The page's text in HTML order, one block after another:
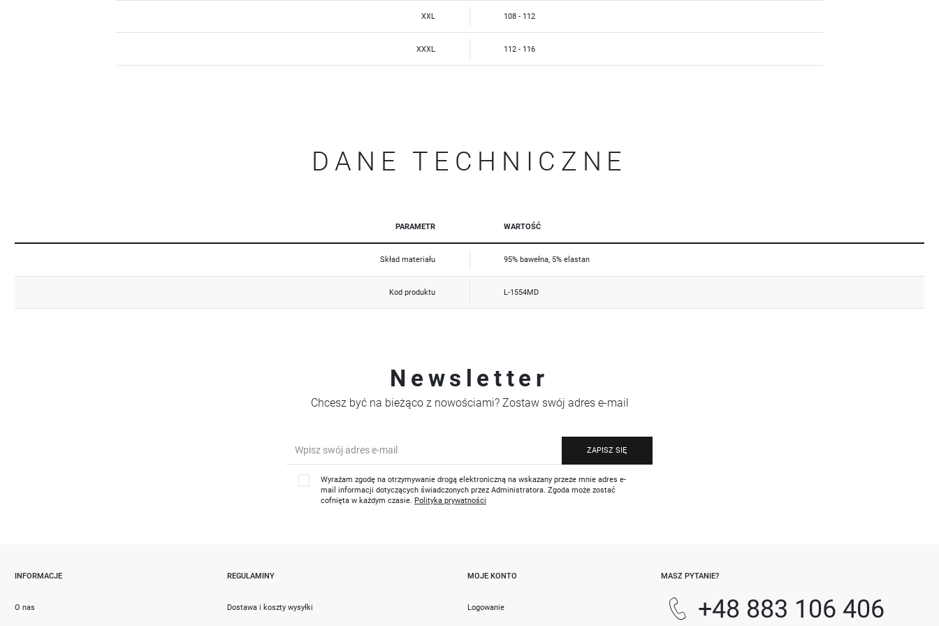
XXL 108 - 112
XXXL 112 - 116
DANE TECHNICZNE
PARAMETR WARTOŚĆ
Skład materiału 95% bawełna, 5% elastan
Kod produktu L-1554MD
Newsletter
Chcesz być na bieżąco z nowościami? Zostaw swój adres e-mail
ZAPISZ SIĘ
Wyrażam zgodę na otrzymywanie drogą elektroniczną na wskazany przeze mnie adres e-
mail informacji dotyczących świadczonych przez Administratora. Zgoda może zostać
cofnięta w każdym czasie. Polityka prywatności
INFORMACJE
O nas
REGULAMINY
Dostawa i koszty wysyłki
MOJE KONTO
Logowanie
MASZ PYTANIE?
+48 883 106 406
Dzięki reklamowym plikom cookies prezentujemy Ci najciekawsze informacje i aktualności na stronach
naszych partnerów.
Promocyjne pliki cookies służą do prezentowania Ci naszych komunikatów na podstawie analizy Twoich
mogą pojawić się na stronach podmiotów trzecich lub firm będących naszymi partnerami oraz innych